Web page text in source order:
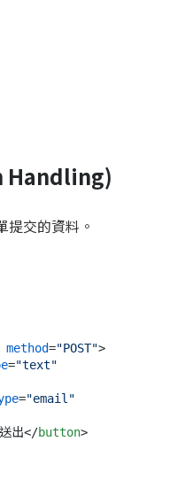
Handling)
提交的資料。
method="POST">
="text"
="email"
送出</button>